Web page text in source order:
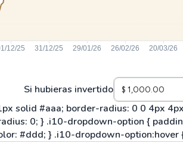
Si hubieras invertido